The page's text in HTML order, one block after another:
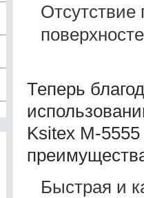
Отсутствие
Теперь
Ksitex M-
Быстрая и